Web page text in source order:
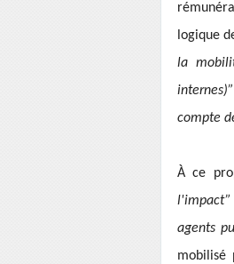
logique
la
internes)”
compte
À ce
l'impact”
agents
mobilisé